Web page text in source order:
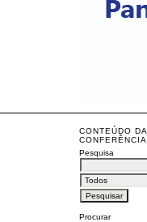
CONTEÚDO DA
CONFERÊNCIA
Pesquisa
Procurar